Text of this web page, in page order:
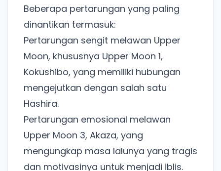
Beberapa pertarungan yang paling
dinantikan termasuk:
Pertarungan sengit melawan Upper
Moon, khususnya Upper Moon 1,
Kokushibo, yang memiliki hubungan
mengejutkan dengan salah satu
Hashira.
Pertarungan emosional melawan
Upper Moon 3, Akaza, yang
mengungkap masa lalunya yang tragis
dan motivasinya untuk menjadi iblis.